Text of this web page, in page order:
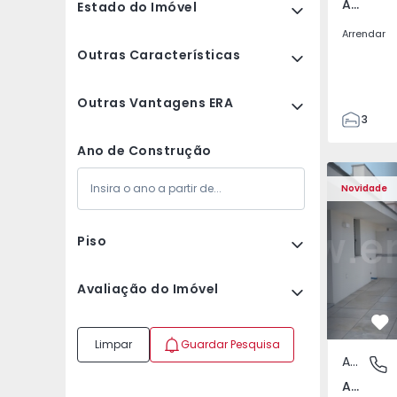
Estado do Imóvel
Outras Características
Outras Vantagens ERA
Ano de Construção
Piso
Avaliação do Imóvel
Limpar Guardar Pesquisa
Av. Boavista, Porto
Arrendar
3
132
142
2
Novidade
Apartamento T2
Av.
Apartamento
Av. Boavista, Porto